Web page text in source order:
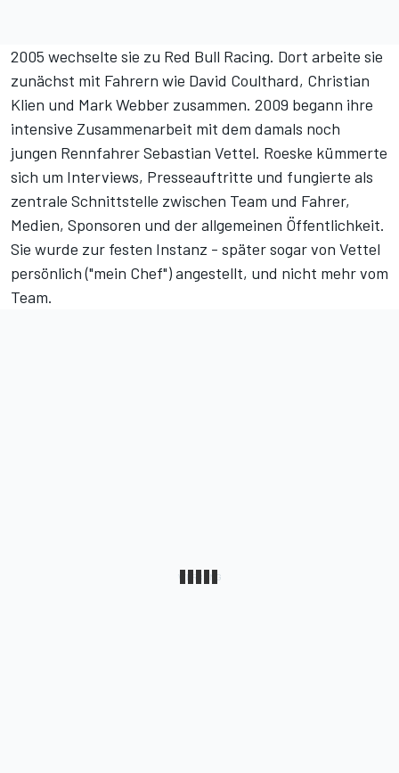
2005 wechselte sie zu Red Bull Racing. Dort arbeite sie
zunächst mit Fahrern wie David Coulthard, Christian
Klien und Mark Webber zusammen. 2009 begann ihre
intensive Zusammenarbeit mit dem damals noch
jungen Rennfahrer Sebastian Vettel. Roeske kümmerte
sich um Interviews, Presseauftritte und fungierte als
zentrale Schnittstelle zwischen Team und Fahrer,
Medien, Sponsoren und der allgemeinen Öffentlichkeit.
Sie wurde zur festen Instanz - später sogar von Vettel
persönlich ("mein Chef") angestellt, und nicht mehr vom
Team.